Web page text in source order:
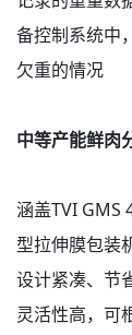
备控制系统中
欠重的情况
中等产能鲜肉
涵盖TVI GMS
型拉伸膜包装
设计紧凑、节
灵活性高，可